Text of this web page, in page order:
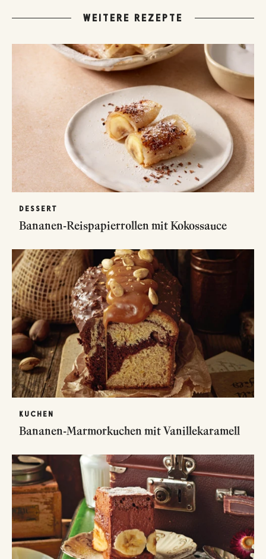
WEITERE REZEPTE
DESSERT
Bananen-Reispapierrollen mit Kokossauce
KUCHEN
Bananen-Marmorkuchen mit Vanillekaramell